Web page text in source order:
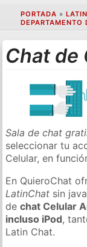
PORTADA »
DEPARTAMENTO
Chat de
Sala de chat
seleccionar tu
Celular, en
En QuieroChat
LatinChat sin
dechat Celular
incluso iPod,
Latin Chat.